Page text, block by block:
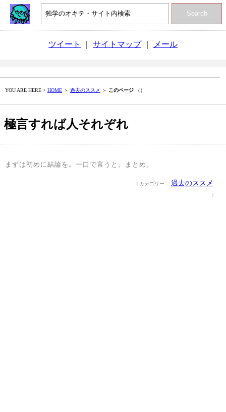
Search
ツイート サイトマップ｜ メール
YOU ARE HERE > HOME ＞ 過去のススメ ＞ このページ （）
極言すれば人それぞれ
まずは初めに結論を。一口で言うと。まとめ。
| カテゴリー： 過去のススメ
|